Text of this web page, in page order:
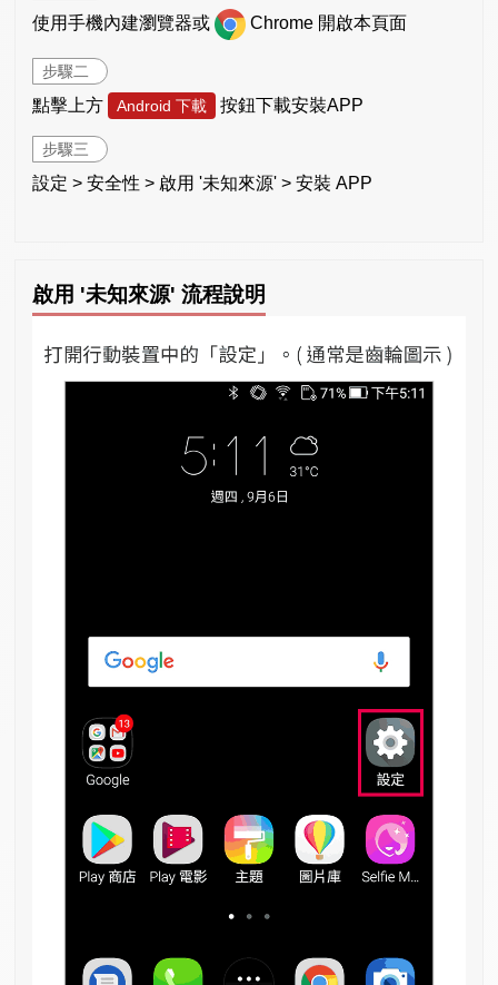
使用手機內建瀏覽器或 Chrome 開啟本頁面
步驟二
點擊上方 Android 下載 按鈕下載安裝APP
步驟三
設定 > 安全性 > 啟用 '未知來源' > 安裝 APP
啟用 '未知來源' 流程說明